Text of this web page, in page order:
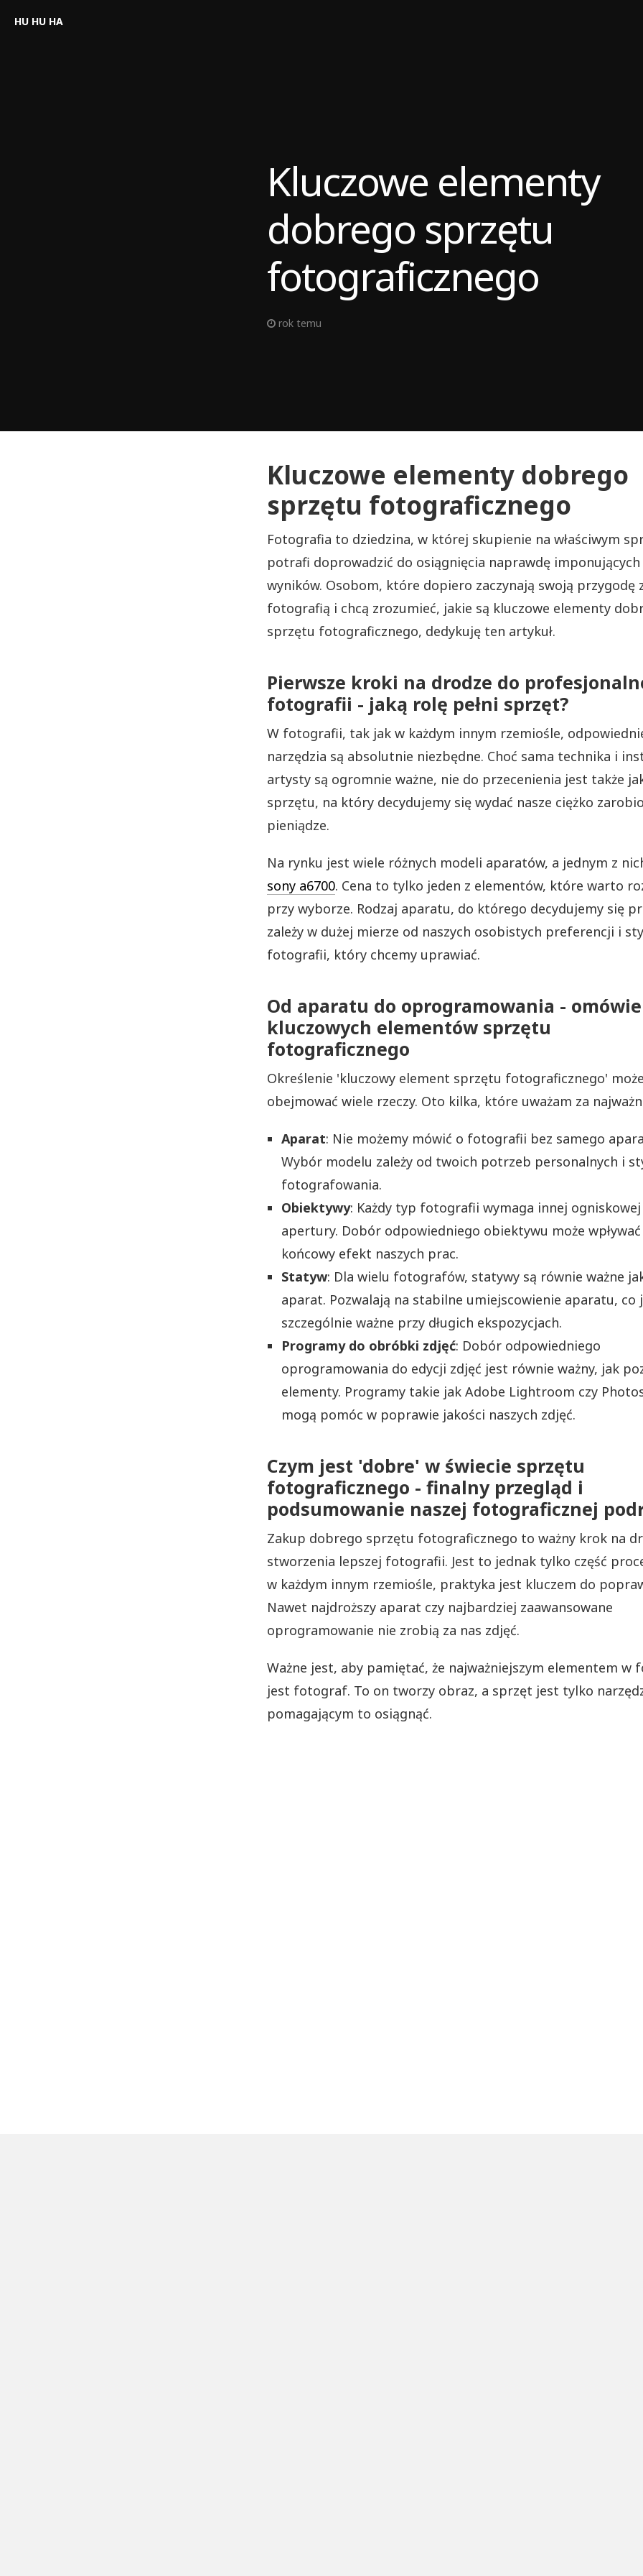
HU HU HA
Kluczowe elementy
dobrego sprzętu
fotograficznego
rok temu
Kluczowe elementy dobrego
sprzętu fotograficznego
Fotografia to dziedzina, w której skupienie na właściwym
potrafi doprowadzić do osiągnięcia naprawdę imponujących
wyników. Osobom, które dopiero zaczynają swoją przygodę
fotografią i chcą zrozumieć, jakie są kluczowe elementy
sprzętu fotograficznego, dedykuję ten artykuł.
Pierwsze kroki na drodze do
fotografii - jaką rolę pełni sprzęt?
W fotografii, tak jak w każdym innym rzemiośle,
narzędzia są absolutnie niezbędne. Choć sama technika i
artysty są ogromnie ważne, nie do przecenienia jest także
sprzętu, na który decydujemy się wydać nasze ciężko
pieniądze.
Na rynku jest wiele różnych modeli aparatów, a jednym z
sony a6700. Cena to tylko jeden z elementów, które warto
przy wyborze. Rodzaj aparatu, do którego decydujemy się
zależy w dużej mierze od naszych osobistych preferencji i
fotografii, który chcemy uprawiać.
Od aparatu do oprogramowania -
kluczowych elementów sprzętu
fotograficznego
Określenie 'kluczowy element sprzętu fotograficznego' może
obejmować wiele rzeczy. Oto kilka, które uważam za
Aparat: Nie możemy mówić o fotografii bez samego
Wybór modelu zależy od twoich potrzeb personalnych i
fotografowania.
Obiektywy: Każdy typ fotografii wymaga innej
apertury. Dobór odpowiedniego obiektywu może wpływać
końcowy efekt naszych prac.
Statyw: Dla wielu fotografów, statywy są równie ważne
aparat. Pozwalają na stabilne umiejscowienie aparatu, co
szczególnie ważne przy długich ekspozycjach.
Programy do obróbki zdjęć: Dobór odpowiedniego
oprogramowania do edycji zdjęć jest równie ważny, jak
elementy. Programy takie jak Adobe Lightroom czy
mogą pomóc w poprawie jakości naszych zdjęć.
Czym jest 'dobre' w świecie sprzętu
fotograficznego - finalny przegląd i
podsumowanie naszej fotograficznej
Zakup dobrego sprzętu fotograficznego to ważny krok na
stworzenia lepszej fotografii. Jest to jednak tylko część
w każdym innym rzemiośle, praktyka jest kluczem do
Nawet najdroższy aparat czy najbardziej zaawansowane
oprogramowanie nie zrobią za nas zdjęć.
Ważne jest, aby pamiętać, że najważniejszym elementem w
jest fotograf. To on tworzy obraz, a sprzęt jest tylko
pomagającym to osiągnąć.